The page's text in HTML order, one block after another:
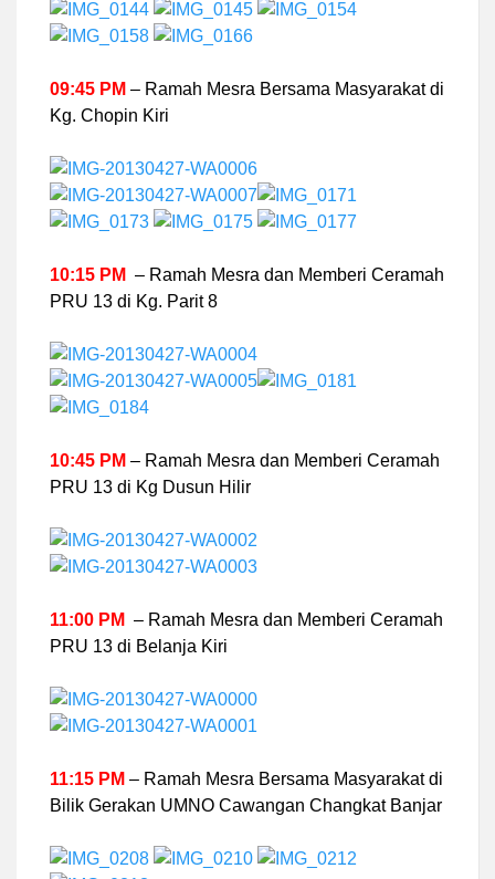
09:45 PM – Ramah Mesra Bersama Masyarakat di
Kg. Chopin Kiri
10:15 PM – Ramah Mesra dan Memberi Ceramah
PRU 13 di Kg. Parit 8
10:45 PM – Ramah Mesra dan Memberi Ceramah
PRU 13 di Kg Dusun Hilir
11:00 PM – Ramah Mesra dan Memberi Ceramah
PRU 13 di Belanja Kiri
11:15 PM – Ramah Mesra Bersama Masyarakat di
Bilik Gerakan UMNO Cawangan Changkat Banjar